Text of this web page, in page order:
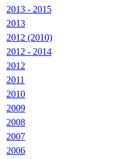
2013 - 2015
2013
2012 (2010)
2012 - 2014
2012
2011
2010
2009
2008
2007
2006